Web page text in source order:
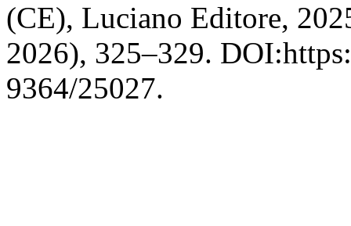
(CE), Luciano Editore,
2026), 325–329.
9364/25027.